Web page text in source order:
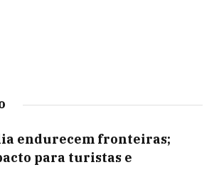
endurecem fronteiras;
para turistas e